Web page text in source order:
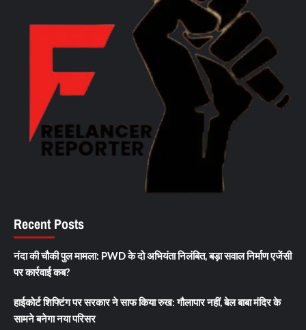
Recent Posts
नंदा की चौकी पुल मामला: PWD के दो अभियंता निलंबित, बड़ा सवाल निर्माण एजेंसी
पर कार्रवाई कब?
हाईकोर्ट शिफ्टिंग पर सरकार ने साफ किया रुख: गौलापार नहीं, बेल बाबा मंदिर के
सामने बनेगा नया परिसर